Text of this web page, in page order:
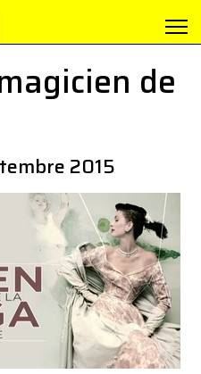
de
2015